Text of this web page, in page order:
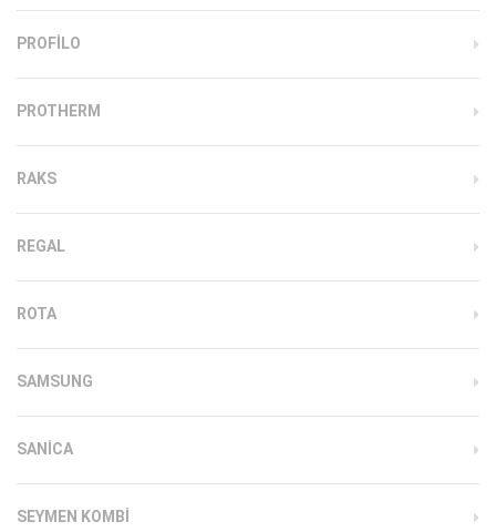
PROFILO
PROTHERM
RAKS
REGAL
ROTA
SAMSUNG
SANICA
SEYMEN KOMBI